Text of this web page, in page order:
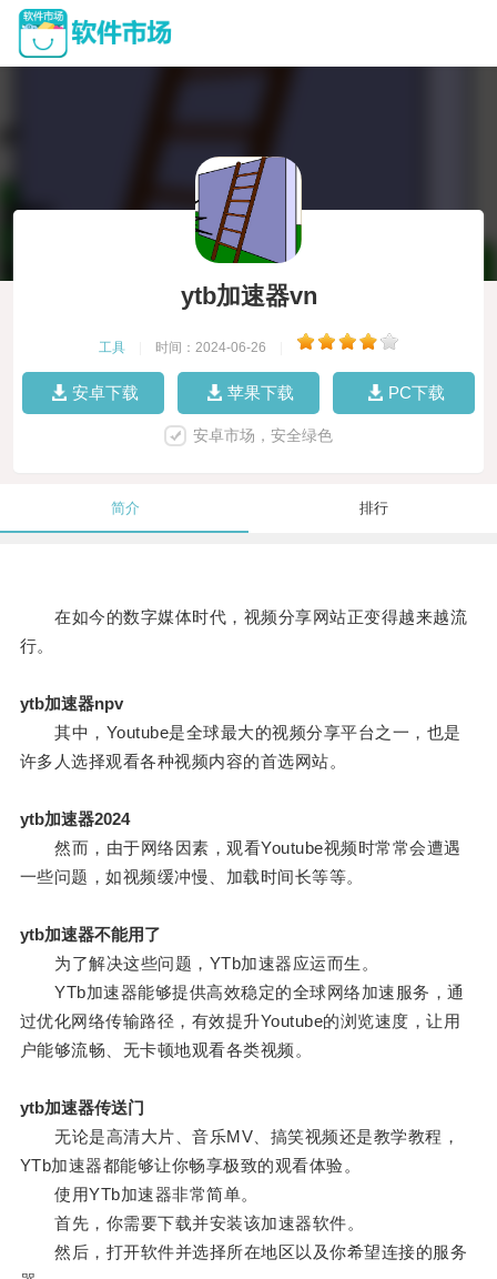
ytb加速器vn
工具 时间：2024-06-26
安卓下载 苹果下载 PC下载
安卓市场，安全绿色
简介 排行
在如今的数字媒体时代，视频分享网站正变得越来越流
行。
ytb加速器npv
其中，Youtube是全球最大的视频分享平台之一，也是
许多人选择观看各种视频内容的首选网站。
ytb加速器2024
然而，由于网络因素，观看Youtube视频时常常会遭遇
一些问题，如视频缓冲慢、加载时间长等等。
ytb加速器不能用了
为了解决这些问题，YTb加速器应运而生。
YTb加速器能够提供高效稳定的全球网络加速服务，通
过优化网络传输路径，有效提升Youtube的浏览速度，让用
户能够流畅、无卡顿地观看各类视频。
ytb加速器传送门
无论是高清大片、音乐MV、搞笑视频还是教学教程，
YTb加速器都能够让你畅享极致的观看体验。
使用YTb加速器非常简单。
首先，你需要下载并安装该加速器软件。
然后，打开软件并选择所在地区以及你希望连接的服务